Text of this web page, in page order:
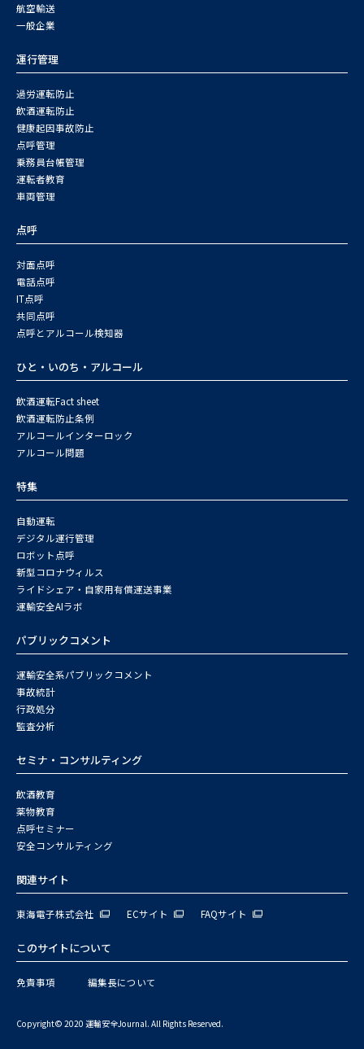
航空輸送
一般企業
運行管理
過労運転防止
飲酒運転防止
健康起因事故防止
点呼管理
乗務員台帳管理
運転者教育
車両管理
点呼
対面点呼
電話点呼
IT点呼
共同点呼
点呼とアルコール検知器
ひと・いのち・アルコール
飲酒運転Fact sheet
飲酒運転防止条例
アルコールインターロック
アルコール問題
特集
自動運転
デジタル運行管理
ロボット点呼
新型コロナウィルス
ライドシェア・自家用有償運送事業
運輸安全AIラボ
パブリックコメント
運輸安全系パブリックコメント
事故統計
行政処分
監査分析
セミナ・コンサルティング
飲酒教育
薬物教育
点呼セミナー
安全コンサルティング
関連サイト
東海電子株式会社 ECサイト FAQサイト
このサイトについて
免責事項 編集長について
Copyright© 2020 運輸安全Journal. All Rights Reserved.